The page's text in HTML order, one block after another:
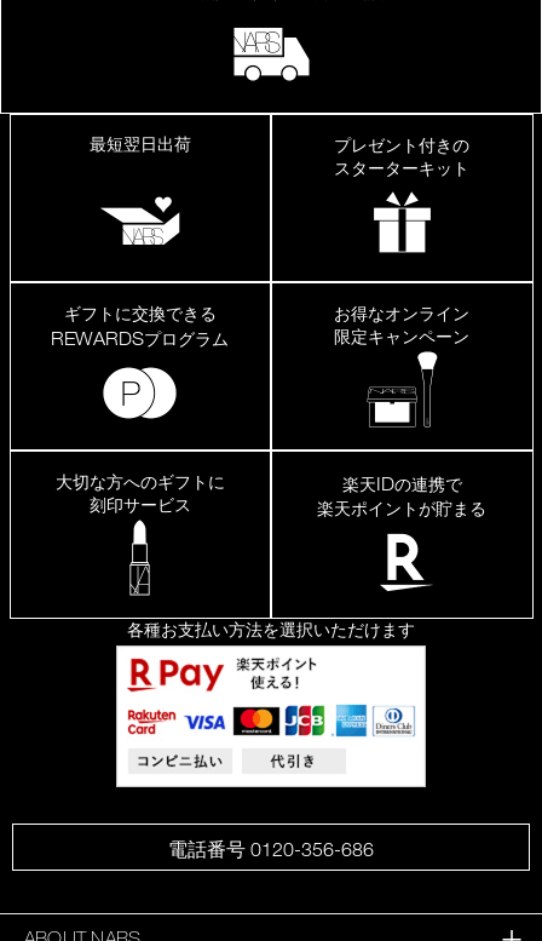
最短翌日出荷
プレゼント付きの
スターターキット
ギフトに交換できる
REWARDSプログラム
お得なオンライン
限定キャンペーン
大切な方へのギフトに
刻印サービス
楽天IDの連携で
楽天ポイントが貯まる
各種お支払い方法を選択いただけます
電話番号 0120-356-686